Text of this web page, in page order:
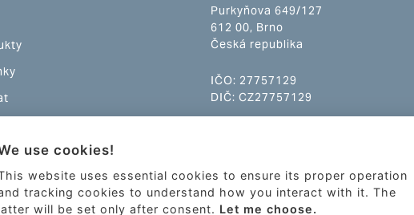
Purkyňova 649/127
612 00, Brno
Česká republika
IČO: 27757129
DIČ: CZ27757129
use cookies!
website uses essential cookies to ensure its proper operation
tracking cookies to understand how you interact with it. The
will be set only after consent. Let me choose.